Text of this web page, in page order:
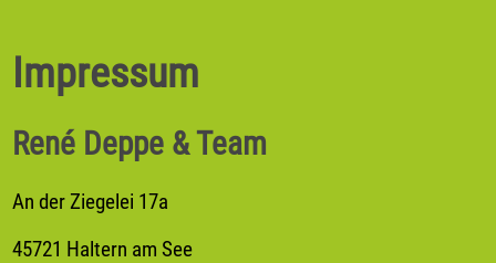
Impressum
René Deppe & Team
An der Ziegelei 17a
45721 Haltern am See